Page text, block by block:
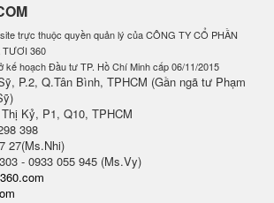
trực thuộc quyền quản lý của CÔNG TY CỔ PHẦN
TƯƠI 360
kế hoạch Đầu tư TP. Hồ Chí Minh cấp 06/11/2015
P.2, Q.Tân Bình, TPHCM (Gần ngã tư Phạm
Kỷ, P1, Q10, TPHCM
398
27(Ms.Nhi)
- 0933 055 945 (Ms.Vy)